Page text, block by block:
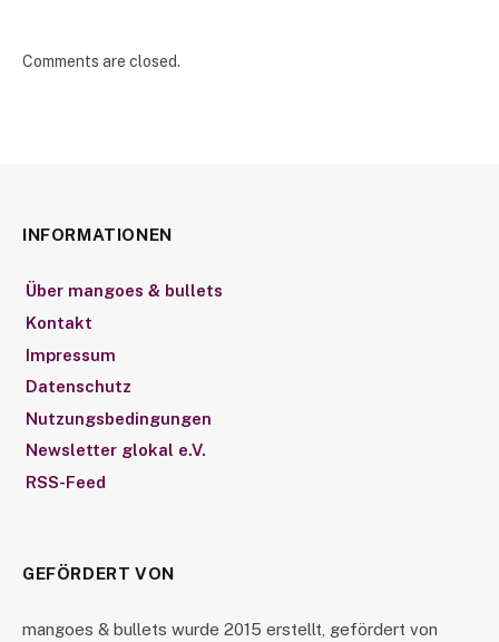
Comments are closed.
INFORMATIONEN
Über mangoes & bullets
Kontakt
Impressum
Datenschutz
Nutzungsbedingungen
Newsletter glokal e.V.
RSS-Feed
GEFÖRDERT VON
mangoes & bullets wurde 2015 erstellt, gefördert von